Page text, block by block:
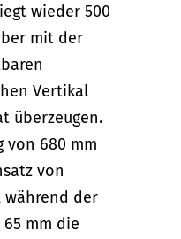
wieder 500
mit der
Vertikal
überzeugen.
von 680 mm
von
während der
mm die